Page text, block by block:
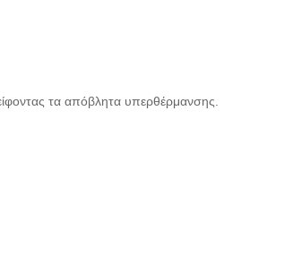
τα απόβλητα υπερθέρμανσης.